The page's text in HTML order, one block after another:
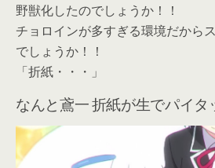
野獣化したのでしょうか！！
チョロインが多すぎる環境だから
でしょうか！！
「折紙・・・」
なんと鳶一 折紙が生でパイタ